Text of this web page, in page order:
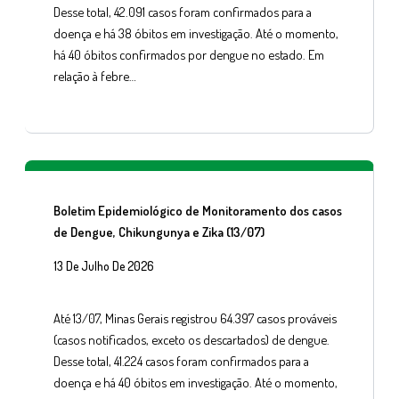
Desse total, 42.091 casos foram confirmados para a
doença e há 38 óbitos em investigação. Até o momento,
há 40 óbitos confirmados por dengue no estado. Em
relação à febre…
Boletim Epidemiológico de Monitoramento dos casos
de Dengue, Chikungunya e Zika (13/07)
13 De Julho De 2026
Até 13/07, Minas Gerais registrou 64.397 casos prováveis
(casos notificados, exceto os descartados) de dengue.
Desse total, 41.224 casos foram confirmados para a
doença e há 40 óbitos em investigação. Até o momento,